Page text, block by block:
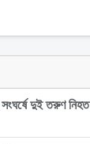
সংঘর্ষে দুই তরুণ নিহত